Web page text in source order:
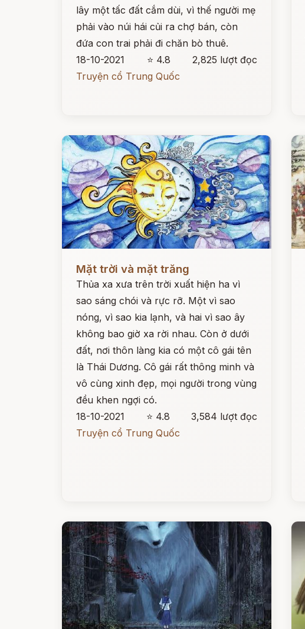
lây một tấc đất cắm dùi, vì thế người mẹ
phải vào núi hái củi ra chợ bán, còn
đứa con trai phải đi chăn bò thuê.
18-10-2021
⭐ 4.8
2,825 lượt đọc
Truyện cổ Trung Quốc
Mặt trời và mặt trăng
Thủa xa xưa trên trời xuất hiện ha vì
sao sáng chói và rực rỡ. Một vì sao
nóng, vì sao kia lạnh, và hai vì sao ây
không bao giờ xa rời nhau. Còn ở dưới
đất, nơi thôn làng kia có một cô gái tên
là Thái Dương. Cô gái rất thông minh và
vô cùng xinh đẹp, mọi người trong vùng
đều khen ngợi có.
18-10-2021
⭐ 4.8
3,584 lượt đọc
Truyện cổ Trung Quốc